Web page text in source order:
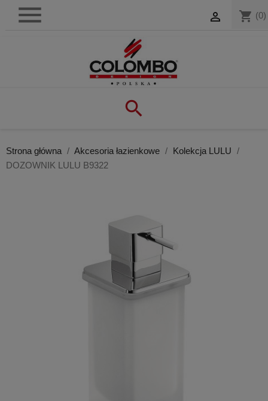
shopping_cart (0)



Strona główna Akcesoria łazienkowe
Kolekcja LULU
DOZOWNIK LULU B9322